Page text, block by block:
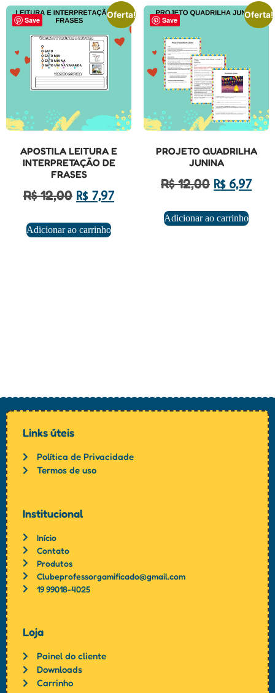
Save
Oferta!
APOSTILA LEITURA E
INTERPRETAÇÃO DE
FRASES
R$12,00 R$7,97
Adicionar ao carrinho
Save
Oferta!
PROJETO QUADRILHA
JUNINA
R$12,00 R$6,97
Adicionar ao carrinho
Links úteis
Política de Privacidade
Termos de uso
Institucional
Início
Contato
Produtos
Clubeprofessorgamificado@gmail.com
19 99018-4025
Loja
Painel do cliente
Downloads
Carrinho